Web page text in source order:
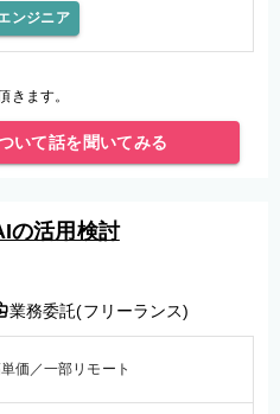
ンジニア
きます。
いて話を聞いてみる
の活用検討
業務委託(フリーランス)
価／一部リモート